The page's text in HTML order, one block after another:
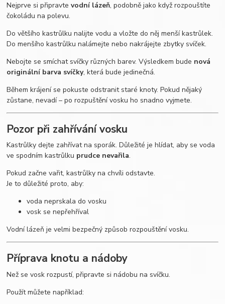
Nejprve si připravtevodní lázeň, podobně jako když rozpouštíte
čokoládu na polevu.
Do většího kastrůlku nalijte vodu a vložte do něj menší kastrůlek.
Do menšího kastrůlku nalámejte nebo nakrájejte zbytky svíček.
Nebojte se smíchat svíčky různých barev. Výsledkem bude nová
originální barva svíčky, která bude jedinečná.
Během krájení se pokuste odstranit staré knoty. Pokud nějaký
zůstane, nevadí – po rozpuštění vosku ho snadno vyjmete.
Pozor při zahřívání vosku
Kastrůlky dejte zahřívat na sporák. Důležité je hlídat, aby se voda
ve spodním kastrůlku prudce nevařila.
Pokud začne vařit, kastrůlky na chvíli odstavte.
Je to důležité proto, aby:
voda neprskala do vosku
vosk se nepřehříval
Vodní lázeň je velmi bezpečný způsob rozpouštění vosku.
Příprava knotu a nádoby
Než se vosk rozpustí, připravte si nádobu na svíčku.
Použít můžete například: